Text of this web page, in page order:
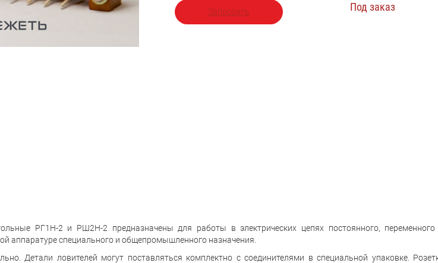
Запросить
Под заказ
РГ1Н-2 и РШ2Н-2 предназначены для работы в электрических цепях постоянного,
аппаратуре специального и общепромышленного назначения.
Детали ловителей могут поставляться комплектно с соединителями в специальной упаковке.